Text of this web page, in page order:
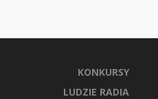
KONKURSY
LUDZIE RADIA